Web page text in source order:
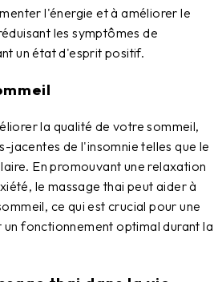
l'énergie et à améliorer le
les symptômes de
un état d'esprit positif.
la qualité de votre sommeil,
jacentes de l'insomnie telles que le
En promouvant une relaxation
le massage thai peut aider à
ce qui est crucial pour une
fonctionnement optimal durant la